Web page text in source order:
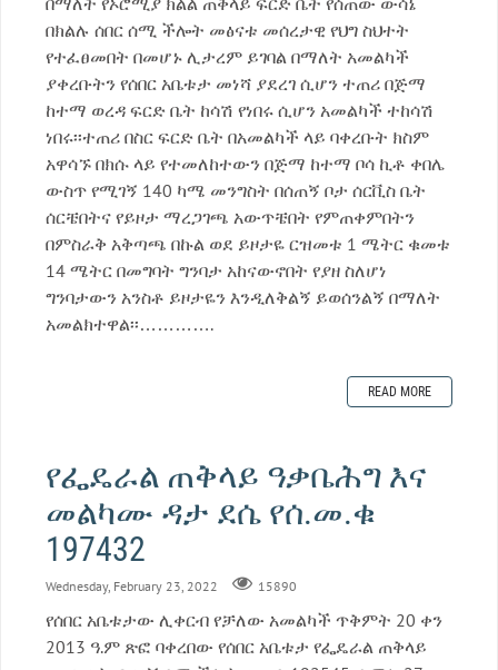
በክልሉ ሰበር ሰሚ ችሎት መፅናቱ መሰረታዊ የህግ ስህተት
የተፈፀመበት በመሆኑ ሊታረም ይገባል በማለት አመልካች
ያቀረቡትን የሰበር አቤቱታ መነሻ ያደረገ ሲሆን ተጠሪ በጅማ
ከተማ ወረዳ ፍርድ ቤት ከሳሽ የነበሩ ሲሆን አመልካች ተከሳሽ
ነበሩ፡፡ተጠሪ በስር ፍርድ ቤት በአመልካች ላይ ባቀረቡት ክስም
አዋሳኙ በክሱ ላይ የተመለከተውን በጅማ ከተማ ቦሳ ኪቶ ቀበሌ
ውስጥ የሚገኝ 140 ካሜ መንግስት በሰጠኝ ቦታ ሰርቪስ ቤት
ሰርቼበትና የይዞታ ማረጋገጫ አውጥቼበት የምጠቀምበትን
በምስራቅ አቅጣጫ በኩል ወደ ይዞታዬ ርዝመቱ 1 ሜትር ቁመቱ
14 ሜትር በመግባት ግንባታ አከናውኖበት የያዘ ስለሆነ
ግንባታውን አንስቶ ይዞታዬን እንዲለቅልኝ ይወሰንልኝ በማለት
አመልክተዋል፡፡………….
READ MORE
የፌዴራል ጠቅላይ ዓቃቤሕግ እና
መልካሙ ዳታ ደሴ የሰ.መ.ቁ
197432
Wednesday, February 23, 2022 15890
የሰበር አቤቱታው ሊቀርብ የቻለው አመልካች ጥቅምት 20 ቀን
2013 ዓ.ም ጽፎ ባቀረበው የሰበር አቤቱታ የፌዴራል ጠቅላይ